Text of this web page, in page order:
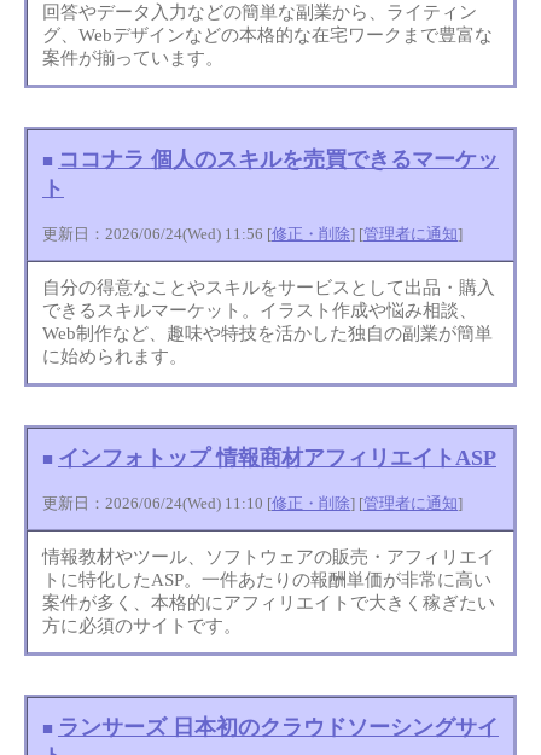
回答やデータ入力などの簡単な副業から、ライティン
グ、Webデザインなどの本格的な在宅ワークまで豊富な
案件が揃っています。
■ ココナラ 個人のスキルを売買できるマーケッ
ト
更新日：2026/06/24(Wed) 11:56 [修正・削除] [管理者に通知]
自分の得意なことやスキルをサービスとして出品・購入
できるスキルマーケット。イラスト作成や悩み相談、
Web制作など、趣味や特技を活かした独自の副業が簡単
に始められます。
■ インフォトップ 情報商材アフィリエイトASP
更新日：2026/06/24(Wed) 11:10 [修正・削除] [管理者に通知]
情報教材やツール、ソフトウェアの販売・アフィリエイ
トに特化したASP。一件あたりの報酬単価が非常に高い
案件が多く、本格的にアフィリエイトで大きく稼ぎたい
方に必須のサイトです。
■ ランサーズ 日本初のクラウドソーシングサイ